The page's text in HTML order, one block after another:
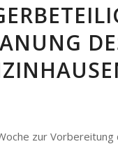
DES
zur